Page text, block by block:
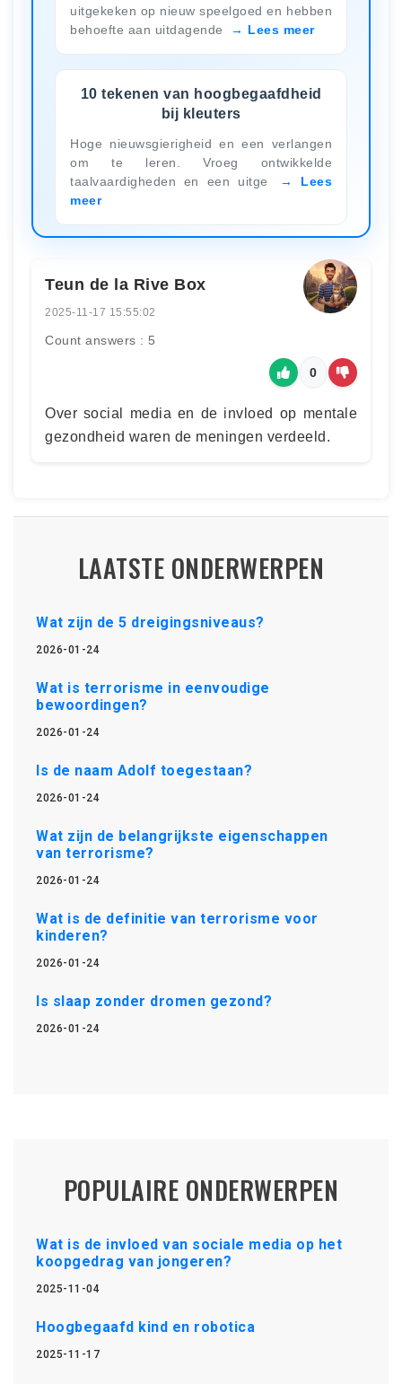
uitgekeken op nieuw speelgoed en hebben
behoefte aan uitdagende
Lees meer
10 tekenen van hoogbegaafdheid
bij kleuters
Hoge nieuwsgierigheid en een verlangen
om te leren. Vroeg ontwikkelde
taalvaardigheden en een uitge
Lees
meer
Teun de la Rive Box
2025-11-17 15:55:02
Count answers : 5
0
Over social media en de invloed op mentale
gezondheid waren de meningen verdeeld.
LAATSTE ONDERWERPEN
Wat zijn de 5 dreigingsniveaus?
2026-01-24
Wat is terrorisme in eenvoudige
bewoordingen?
2026-01-24
Is de naam Adolf toegestaan?
2026-01-24
Wat zijn de belangrijkste eigenschappen
van terrorisme?
2026-01-24
Wat is de definitie van terrorisme voor
kinderen?
2026-01-24
Is slaap zonder dromen gezond?
2026-01-24
POPULAIRE ONDERWERPEN
Wat is de invloed van sociale media op het
koopgedrag van jongeren?
2025-11-04
Hoogbegaafd kind en robotica
2025-11-17